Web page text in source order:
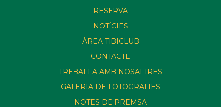
RESERVA
NOTÍCIES
ÀREA TIBICLUB
CONTACTE
TREBALLA AMB NOSALTRES
GALERIA DE FOTOGRAFIES
NOTES DE PREMSA